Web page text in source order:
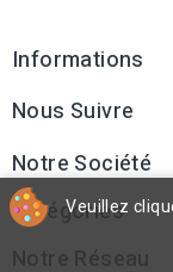
Informations
Nous Suivre
Notre Société
Catégories
Notre Réseau
Veuillez